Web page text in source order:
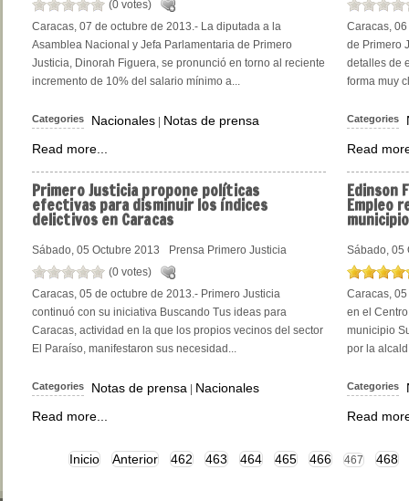
(0 votes)
Caracas, 07 de octubre de 2013.- La diputada a la
Asamblea Nacional y Jefa Parlamentaria de Primero
Justicia, Dinorah Figuera, se pronunció en torno al reciente
incremento de 10% del salario mínimo a...
Categories Nacionales
Notas de prensa
Read more...
Caracas,
de Primero
detalles de
forma muy
Categories
Read
PrimeroJusticia propone políticas
efectivas para disminuir los índices
delictivos en Caracas
Sábado, 05 Octubre 2013
Prensa Primero Justicia
(0 votes)
Caracas, 05 de octubre de 2013.- Primero Justicia
continuó con su iniciativa Buscando Tus ideas para
Caracas, actividad en la que los propios vecinos del sector
El Paraíso, manifestaron sus necesidad...
Categories Notas de prensa | Nacionales
Read more...
Edinson
Empleo
Sábado, 05
Caracas,
en el
municipio
por la
Categories
Read
Inicio Anterior 462 463 464 465 466 467 468